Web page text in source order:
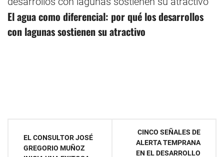
El agua como diferencial: por qué los desarrollos
con lagunas sostienen su atractivo
Navegación
EL CONSULTOR JOSÉ
GREGORIO MUÑOZ
CINCO SEÑALES DE
ALERTA TEMPRANA
EN EL DESARROLLO